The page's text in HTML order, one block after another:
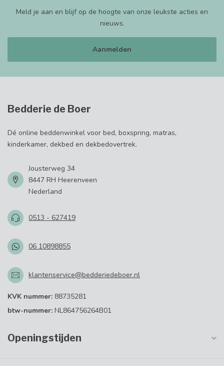
Meld je aan en blijf op de hoogte van onze leukste acties en
nieuws.
Aanmelden
Bedderie de Boer
Dé online beddenwinkel voor bed, boxspring, matras,
kinderkamer, dekbed en dekbedovertrek.
Jousterweg 34
8447 RH Heerenveen
Nederland
0513 - 627419
06 10898855
klantenservice@bedderiedeboer.nl
KVK nummer: 88735281
btw-nummer: NL864756264B01
Openingstijden